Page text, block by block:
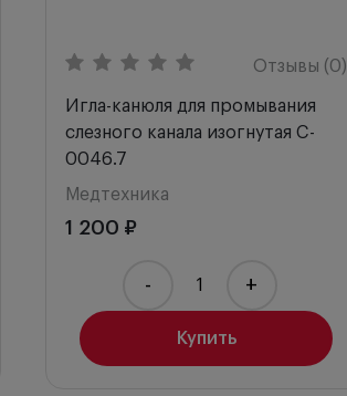
Отзывы (0)
Игла-канюля для промывания
слезного канала изогнутая C-
0046.7
Медтехника
1 200 ₽
Купить
- +